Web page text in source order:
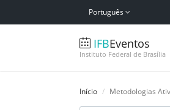
Português
IFBEventos
Instituto Federal de Brasília
Início Metodologias